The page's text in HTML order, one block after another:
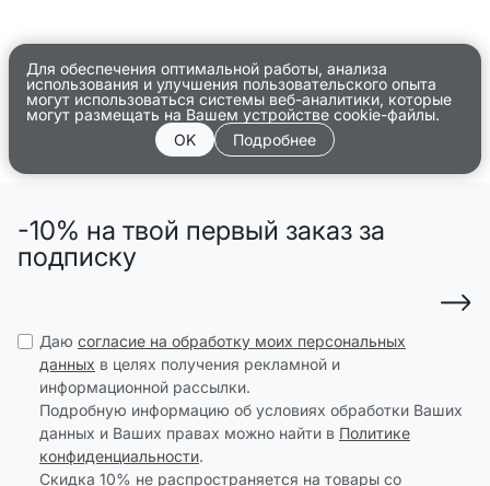
Для обеспечения оптимальной работы, анализа
использования и улучшения пользовательского опыта
могут использоваться системы веб-аналитики, которые
могут размещать на Вашем устройстве cookie-файлы.
OK
Подробнее
-10% на твой первый заказ за
подписку
Даю согласие на обработку моих персональных
данных в целях получения рекламной и
информационной рассылки.
Подробную информацию об условиях обработки Ваших
данных и Ваших правах можно найти в Политике
конфиденциальности.
Скидка 10% не распространяется на товары со